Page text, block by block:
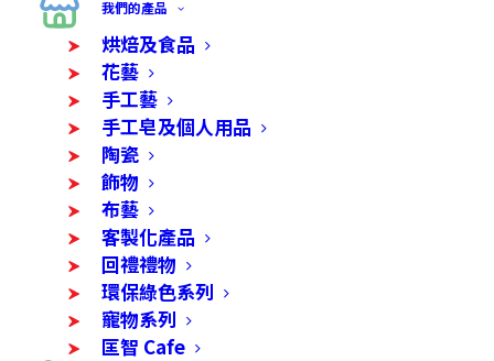
我們的產品
烘焙及食品
花藝
手工藝
手工皂及個人用品
陶瓷
飾物
布藝
客製化產品
回禮禮物
環保綠色系列
寵物系列
匡智 Cafe